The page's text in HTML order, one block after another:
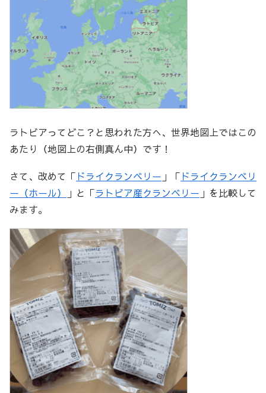
ラトビアってどこ？と思われた方へ、世界地図上ではこの
あたり（地図上の右側真ん中）です！
さて、改めて「 ドライクランベリー 」「 ドライクランベリ
ー（ホール）
」と「ラトビア産クランベリー 」を比較して
みます。